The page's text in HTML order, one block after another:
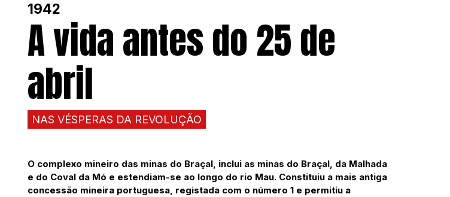
1942
A vida antes do 25 de
abril
NAS VÉSPERAS DA REVOLUÇÃO
O complexo mineiro das minas do Braçal, inclui as minas do Braçal, da Malhada
e do Coval da Mó e estendiam-se ao longo do rio Mau. Constituiu a mais antiga
concessão mineira portuguesa, registada com o número 1 e permitiu a